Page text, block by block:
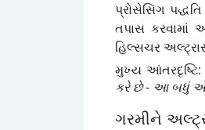
પ્રોસેસિંગ
તપાસ કરવામાં
હિલ્સચર
મુખ્ય આંતરદૃષ્ટિ:
કરે છે - આ બધું
ગરમીને